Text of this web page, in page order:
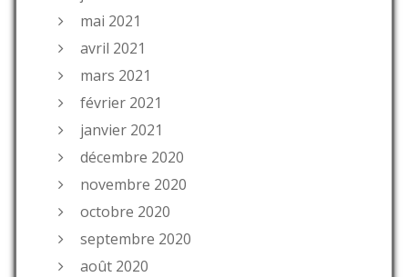
mai 2021
avril 2021
mars 2021
février 2021
janvier 2021
décembre 2020
novembre 2020
octobre 2020
septembre 2020
août 2020